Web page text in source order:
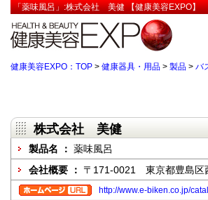
「薬味風呂」:株式会社 美健 【健康美容EXPO】
健康美容EXPO：TOP > 健康器具・用品 > 製品 > バ
株式会社 美健
製品名 ： 薬味風呂
会社概要 ： 〒171-0021 東京都豊島区
http://www.e-biken.co.jp/